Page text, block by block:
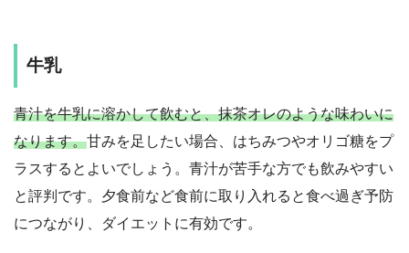
牛乳
青汁を牛乳に溶かして飲むと、抹茶オレのような味わいに
なります。甘みを足したい場合、はちみつやオリゴ糖をプ
ラスするとよいでしょう。青汁が苦手な方でも飲みやすい
と評判です。夕食前など食前に取り入れると食べ過ぎ予防
につながり、ダイエットに有効です。